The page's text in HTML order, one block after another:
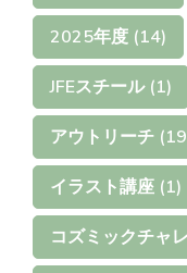
2025年度 (14)
JFEスチール(1)
アウトリーチ
イラスト講座 (1)
コズミックチャ